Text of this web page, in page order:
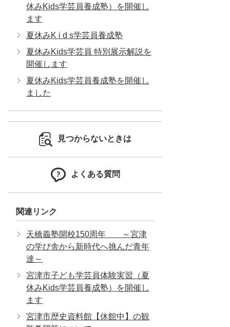
休みKids学芸員養成塾）を開催し
ます
夏休みK i d s学芸員養成塾
夏休みKids学芸員 特別展示解説を
開催します
夏休みKids学芸員養成塾を開催し
ました
見つからないときは
よくある質問
関連リンク
天橋義塾開校150周年 ～宮津
の学び舎から新時代へ挑んだ青年
達～
宮津市子ども学芸員体験実習（夏
休みKids学芸員養成塾）を開催し
ます
宮津市歴史資料館【休館中】の観